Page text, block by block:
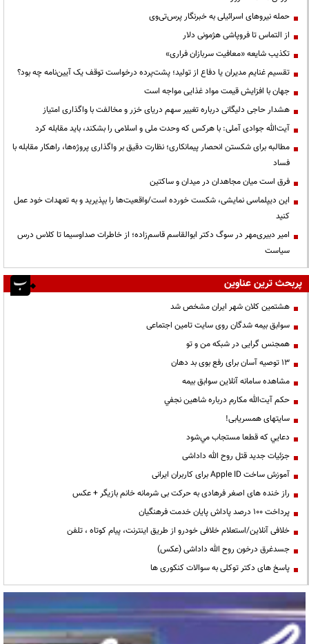
حمله نیروهای اسرائیلی به خبرنگار پرس‌تی‌وی
از التماس تا فروپاشی هژمونی دلار
تکذیب شایعه «معافیت سربازان فراری»
تقسیم غنایم مدیران یا دفاع از تولید؛ پشت‌پرده درخواست توقف یک آیین‌نامه چه بود؟
جهان با افزایش قیمت مواد غذایی مواجه است
هشدار حاجی دلیگانی درباره تغییر سهم دریای خزر و مخالفت با واگذاری امتیاز
آیت‌الله جوادی آملی: با هرکس که وحدت ملی و اسلامی را بشکند، باید مقابله کرد
مطالبه برای شکستن انحصار پیمانکاری؛ نظارت دقیق بر واگذاری پروژه‌ها، راهکار مقابله با
فساد
فرق است میان مجاهدان در میدان و ساکتین
این دیپلماسی نمایشی، شکست خورده است/واقعیت‌ها را بپذیرید و به تعهدات خود عمل
کنید
امیر دبیری‌مهر در سوگ دکتر ابوالقاسم قاسم‌زاده؛ از خاطرات صداوسیما تا کلاس درس
سیاست
پربحث ترین عناوین
هشتمین کلان شهر ایران مشخص شد
سوابق بیمه شدگان روی سایت تامین اجتماعی
همجنس گرایی در شبکه من و تو
13 توصیه آسان برای رفع بوی بد دهان
مشاهده سامانه آنلاين سوابق بیمه
حكم آيت‌الله مكارم درباره شاهين نجفي
سایتهای همسریابی!
دعايي كه قطعا مستجاب مي‌شود
جزئیات جدید قتل روح الله داداشی
آموزش ساخت Apple ID برای کاربران ایرانی
راز خنده های اصغر فرهادی به حرکت بی شرمانه خانم بازیگر + عکس
پرداخت ۱۰۰ درصد پاداش پایان خدمت فرهنگیان
خلافی آنلاین/استعلام خلافی خودرو از طریق اینترنت، پیام کوتاه ، تلفن
جسدغرق درخون روح الله داداشی (عکس)
پاسخ های دکتر توکلی به سوالات کنکوری ها